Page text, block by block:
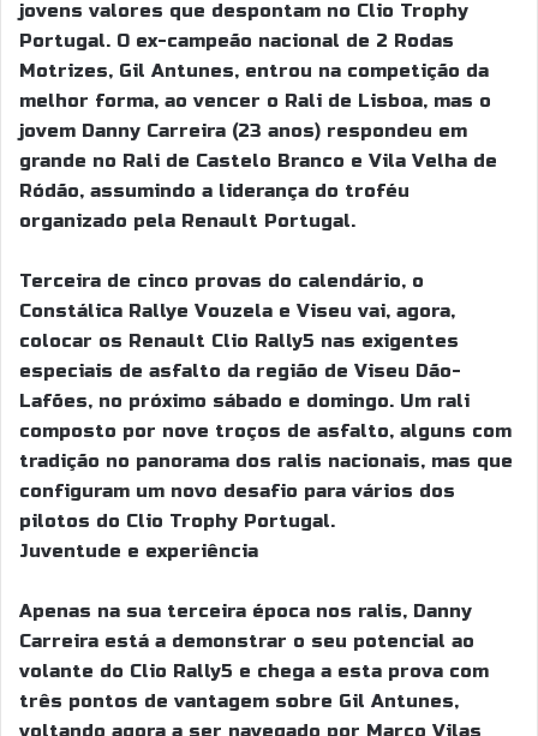
jovens valores que despontam no Clio Trophy
Portugal. O ex-campeão nacional de 2 Rodas
Motrizes, Gil Antunes, entrou na competição da
melhor forma, ao vencer o Rali de Lisboa, mas o
jovem Danny Carreira (23 anos) respondeu em
grande no Rali de Castelo Branco e Vila Velha de
Ródão, assumindo a liderança do troféu
organizado pela Renault Portugal.
Terceira de cinco provas do calendário, o
Constálica Rallye Vouzela e Viseu vai, agora,
colocar os Renault Clio Rally5 nas exigentes
especiais de asfalto da região de Viseu Dão-
Lafões, no próximo sábado e domingo. Um rali
composto por nove troços de asfalto, alguns com
tradição no panorama dos ralis nacionais, mas que
configuram um novo desafio para vários dos
pilotos do Clio Trophy Portugal.
Juventude e experiência
Apenas na sua terceira época nos ralis, Danny
Carreira está a demonstrar o seu potencial ao
volante do Clio Rally5 e chega a esta prova com
três pontos de vantagem sobre Gil Antunes,
voltando agora a ser navegado por Marco Vilas